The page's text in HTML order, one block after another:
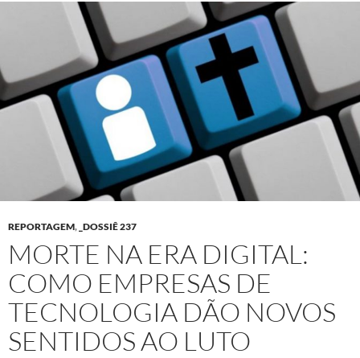
REPORTAGEM, _DOSSIÊ 237
MORTE NA ERA DIGITAL:
COMO EMPRESAS DE
TECNOLOGIA DÃO NOVOS
SENTIDOS AO LUTO